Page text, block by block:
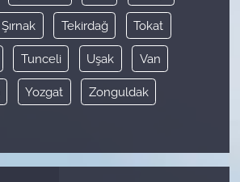
Şırnak Tekirdağ Tokat
Tunceli Uşak Van
Yozgat Zonguldak